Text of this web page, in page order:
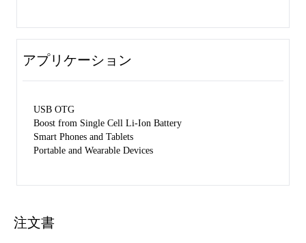
アプリケーション
USB OTG
Boost from Single Cell Li-Ion Battery
Smart Phones and Tablets
Portable and Wearable Devices
注文書